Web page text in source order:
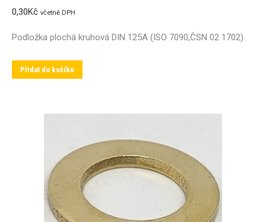
0,30Kč včetně DPH
Podložka plochá kruhová DIN 125A (ISO 7090,ČSN 02 1702)
Přidat do košíku